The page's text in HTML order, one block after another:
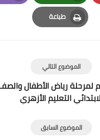
Whatsapp
طباعة
Print
الموضوع التالي
لمرحلة رياض الأطفال
التعليم الأزهري
الموضوع السابق